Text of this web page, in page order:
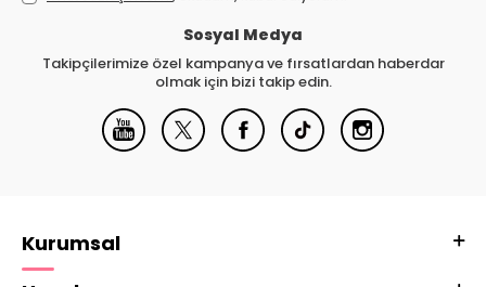
Sosyal Medya
Takipçilerimize özel kampanya ve fırsatlardan haberdar
olmak için bizi takip edin.
Kurumsal